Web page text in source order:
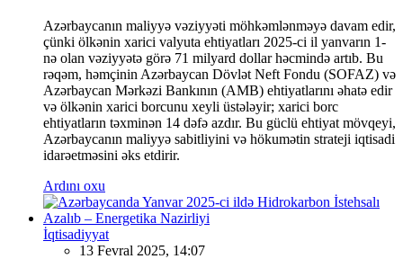
Azərbaycanın maliyyə vəziyyəti möhkəmlənməyə davam edir,
çünki ölkənin xarici valyuta ehtiyatları 2025-ci il yanvarın 1-
nə olan vəziyyətə görə 71 milyard dollar həcmində artıb. Bu
rəqəm, həmçinin Azərbaycan Dövlət Neft Fondu (SOFAZ) və
Azərbaycan Mərkəzi Bankının (AMB) ehtiyatlarını əhatə edir
və ölkənin xarici borcunu xeyli üstələyir; xarici borc
ehtiyatların təxminən 14 dəfə azdır. Bu güclü ehtiyat mövqeyi,
Azərbaycanın maliyyə sabitliyini və hökumətin strateji iqtisadi
idarəetməsini əks etdirir.
Ardını oxu
İqtisadiyyat
13 Fevral 2025, 14:07